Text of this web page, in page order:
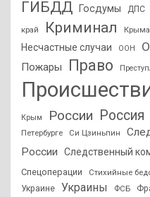
ГИБДД Госдумы ДПС
край Криминал Крыма
Несчастные случаи ООН
Пожары Право
Крым России Россия
Петербурге
Си Цзиньпин
России
Следственный
Спецоперации Стихийные
Украине Украины ФСБ